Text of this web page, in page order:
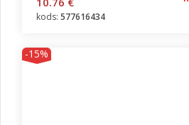
kods: 577616434
-15%